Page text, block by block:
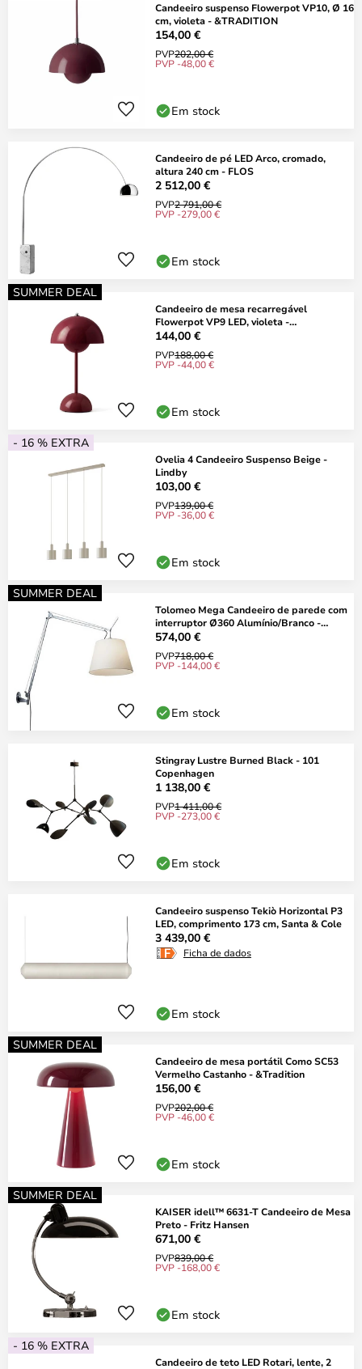
Candeeiro suspenso Flowerpot VP10, Ø 16
cm, violeta - &TRADITION
154,00 €
PVP202,00 €
PVP -48,00 €
Em stock
Candeeiro de pé LED Arco, cromado,
altura 240 cm - FLOS
2 512,00 €
PVP2 791,00 €
PVP -279,00 €
Em stock
SUMMER DEAL
Candeeiro de mesa recarregável
Flowerpot VP9 LED, violeta -
&TRADITION
144,00 €
PVP188,00 €
PVP -44,00 €
Em stock
- 16 % EXTRA
Ovelia 4 Candeeiro Suspenso Beige -
Lindby
103,00 €
PVP139,00 €
PVP -36,00 €
Em stock
SUMMER DEAL
Tolomeo Mega Candeeiro de parede com
interruptor Ø360 Alumínio/Branco -
Artemide
574,00 €
PVP718,00 €
PVP -144,00 €
Em stock
Stingray Lustre Burned Black - 101
Copenhagen
1 138,00 €
PVP1 411,00 €
PVP -273,00 €
Em stock
Candeeiro suspenso Tekiò Horizontal P3
LED, comprimento 173 cm, Santa & Cole
3 439,00 €
Ficha de dados
Em stock
SUMMER DEAL
Candeeiro de mesa portátil Como SC53
Vermelho Castanho - &Tradition
156,00 €
PVP202,00 €
PVP -46,00 €
Em stock
SUMMER DEAL
KAISER idell™ 6631-T Candeeiro de Mesa
Preto - Fritz Hansen
671,00 €
PVP839,00 €
PVP -168,00 €
Em stock
- 16 % EXTRA
Candeeiro de teto LED Rotari, lente, 2